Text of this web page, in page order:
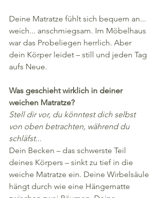
Deine Matratze fühlt sich bequem an...
weich... anschmiegsam. Im Möbelhaus
war das Probeliegen herrlich. Aber
dein Körper leidet – still und jeden Tag
aufs Neue.
Was geschieht wirklich in deiner
weichen Matratze?
Stell dir vor, du könntest dich selbst
von oben betrachten, während du
schläfst...
Dein Becken – das schwerste Teil
deines Körpers – sinkt zu tief in die
weiche Matratze ein. Deine Wirbelsäule
hängt durch wie eine Hängematte